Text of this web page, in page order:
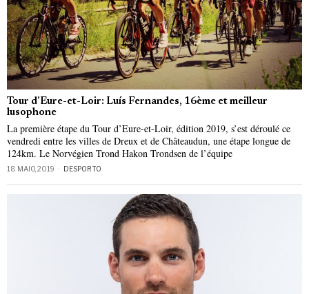
Tour d’Eure-et-Loir: Luís Fernandes, 16ème et meilleur
lusophone
La première étape du Tour d’Eure-et-Loir, édition 2019, s’est déroulé ce
vendredi entre les villes de Dreux et de Châteaudun, une étape longue de
124km. Le Norvégien Trond Hakon Trondsen de l’équipe
18 MAIO, 2019 DESPORTO